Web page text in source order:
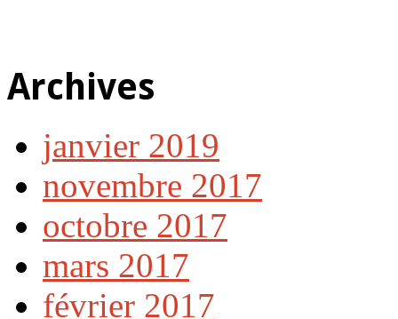
Archives
janvier 2019
novembre 2017
octobre 2017
mars 2017
février 2017